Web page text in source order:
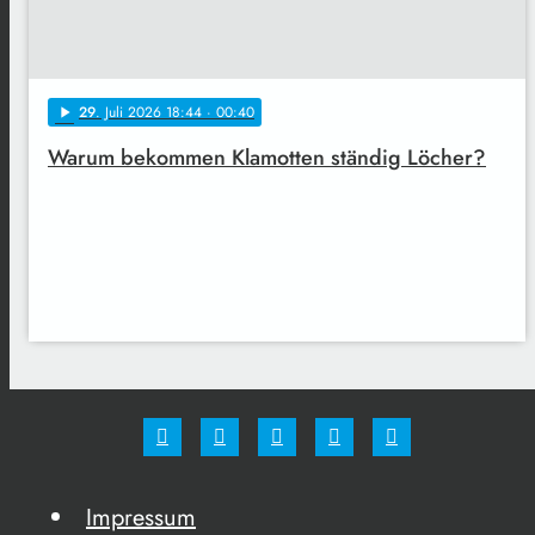
play_arrow 29. Juli 2026 18:44 · 00:40
Warum bekommen Klamotten ständig Löcher?
Impressum